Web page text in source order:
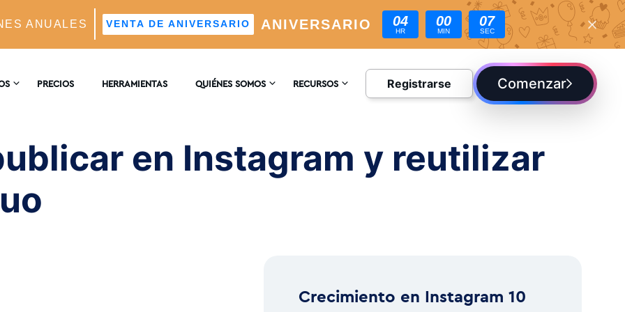
ANUALES ANIVERSARIO
VENTA DE ANIVERSARIO 04
HR
00
MIN
06
SEC
Impulsado Por IA
PRECIOS HERRAMIENTAS QUIÉNES SOMOS
RESEÑAS
RECURSOS
BLOG
Registrarse Comenzar
en Instagram y reutilizar
Crecimiento en Instagram 10